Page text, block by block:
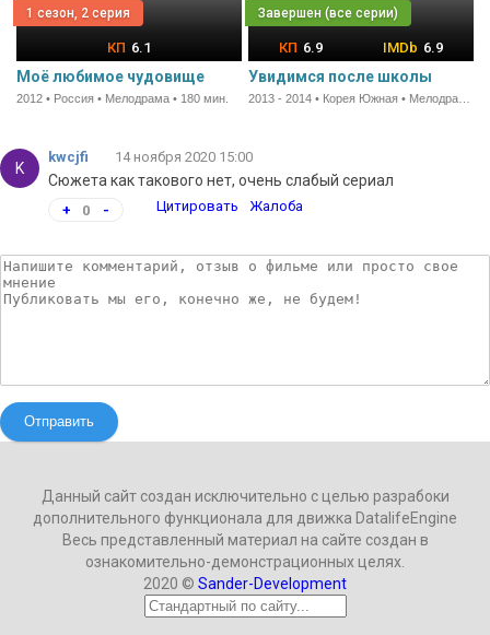
1 сезон, 2 серия
6.1
Моё любимое чудовище
2012 • Россия • Мелодрама • 180 мин.
6.9 6.9
Увидимся после школы
K
kwcjfi 14 ноября 2020 15:00
Сюжета как такового нет, очень слабый сериал
+ 0 - Цитировать Жалоба
Отправить
Данный сайт создан исключительно с целью разрабоки
дополнительного функционала для движка DatalifeEngine
Весь представленный материал на сайте создан в
ознакомительно-демонстрационных целях.
2020 © Sander-Development